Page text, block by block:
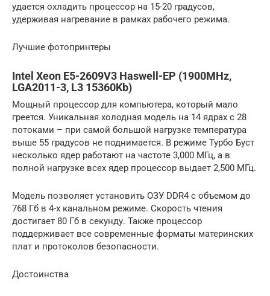
удается охладить процессор на 15-20 градусов,
удерживая нагревание в рамках рабочего режима.
Лучшие фотопринтеры
Intel Xeon E5-2609V3 Haswell-EP (1900MHz,
LGA2011-3, L3 15360Kb)
Мощный процессор для компьютера, который мало
греется. Уникальная холодная модель на 14 ядрах с 28
потоками – при самой большой нагрузке температура
выше 55 градусов не поднимается. В режиме Турбо Буст
несколько ядер работают на частоте 3,000 МГц, а в
полной нагрузке всех ядер процессор выдает 2,500 МГц.
Модель позволяет установить ОЗУ DDR4 с объемом до
768 Гб в 4-х канальном режиме. Скорость чтения
достигает 80 Гб в секунду. Также процессор
поддерживает все современные форматы материнских
плат и протоколов безопасности.
Достоинства